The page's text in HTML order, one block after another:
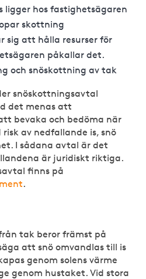
ligger hos fastighetsägaren
skottning
sig att hålla resurser för
påkallar det.
och snöskottning av tak
snöskottningsavtal
det menas att
bevaka och bedöma när
av nedfallande is, snö
I sådana avtal är det
är juridiskt riktiga.
finns på
.
tak beror främst på
att snö omvandlas till is
genom solens värme
genom hustaket. Vid stora